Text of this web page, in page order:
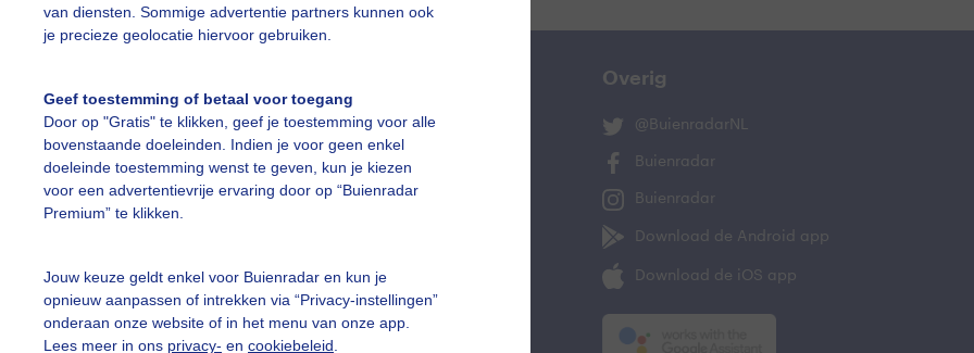
van diensten. Sommige advertentie partners kunnen ook
je precieze geolocatie hiervoor gebruiken.
Geef toestemming of betaal voor toegang
Door op "Gratis" te klikken, geef je toestemming voor alle
bovenstaande doeleinden. Indien je voor geen enkel
doeleinde toestemming wenst te geven, kun je kiezen
voor een advertentievrije ervaring door op “Buienradar
Premium” te klikken.
Jouw keuze geldt enkel voor Buienradar en kun je
opnieuw aanpassen of intrekken via “Privacy-instellingen”
onderaan onze website of in het menu van onze app.
Lees meer in ons privacy- en cookiebeleid
vragen
Team
De Bilt
Overig
@BuienradarNL
Buienradar
Buienradar
Download de Android app
Download de iOS app